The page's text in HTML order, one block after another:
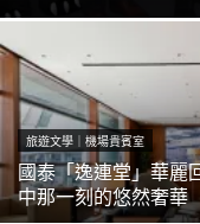
旅遊文學｜機場貴賓室
國泰「逸連堂」華麗
中那一刻的悠然奢華